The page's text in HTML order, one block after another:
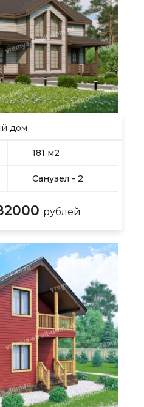
дом
181 м2
Санузел - 2
рублей